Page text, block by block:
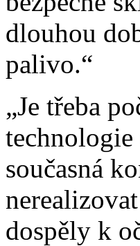
dlouhou
palivo.“
„Je třeba
současná
dospěly k